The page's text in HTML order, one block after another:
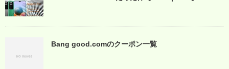
Bang good.comのクーポン一覧